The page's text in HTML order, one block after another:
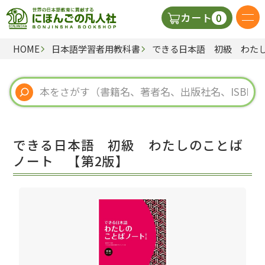
カート 0
日本語の教科書
視聴覚・補助教材
教師用参考書
HOME 日本語学習者用教科書 できる日本語 初級 わた
できる日本語 初級 わたしのことば
ノート 【第2版】